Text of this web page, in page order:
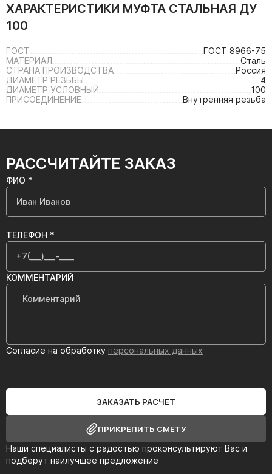
ХАРАКТЕРИСТИКИ МУФТА СТАЛЬНАЯ ДУ
100
ГОСТ
ГОСТ 8966-75
МАТЕРИАЛ
Сталь
СТРАНА ПРОИЗВОДСТВА
Россия
ДИАМЕТР РЕЗЬБЫ
4
ДИАМЕТР УСЛОВНЫЙ
100
ПРИСОЕДИНЕНИЕ
Внутренняя резьба
РАССЧИТАЙТЕ ЗАКАЗ
Наши специалисты с радостью проконсультируют Вас и
подберут наилучшее предложение
ФИО *
ТЕЛЕФОН *
КОММЕНТАРИЙ
Согласие на обработку персональных данных
ЗАКАЗАТЬ РАСЧЕТ
ПРИКРЕПИТЬ СМЕТУ